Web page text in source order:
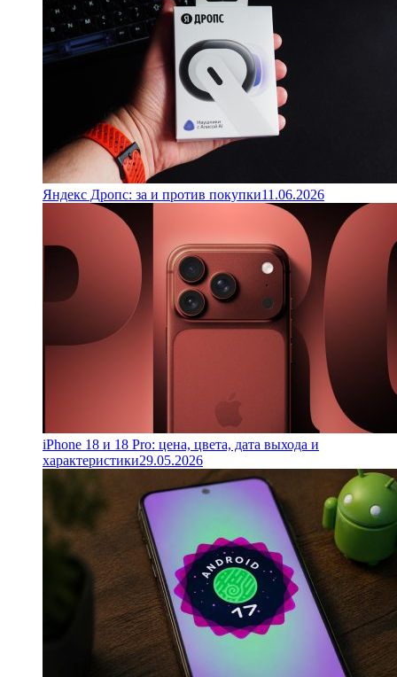
Яндекс Дропс: за и против покупки11.06.2026
iPhone 18 и 18 Pro: цена, цвета, дата выхода и
характеристики29.05.2026